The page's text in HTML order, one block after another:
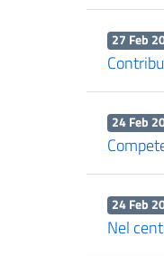
27 Feb
24 Feb
24 Feb
Nel